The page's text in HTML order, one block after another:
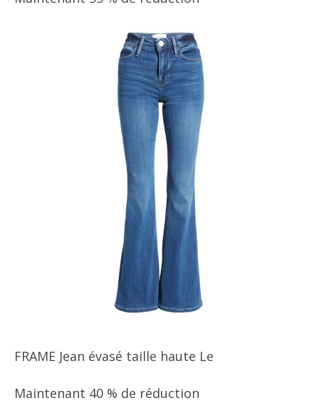
FRAME Jean évasé taille haute Le
Maintenant 40 % de réduction